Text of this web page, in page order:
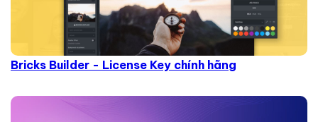
Bricks Builder - License Key chính hãng